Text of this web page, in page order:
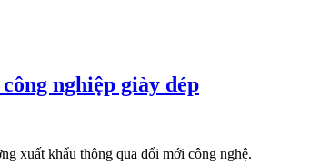
nghiệp giày dép
xuất khẩu thông qua đổi mới công nghệ.